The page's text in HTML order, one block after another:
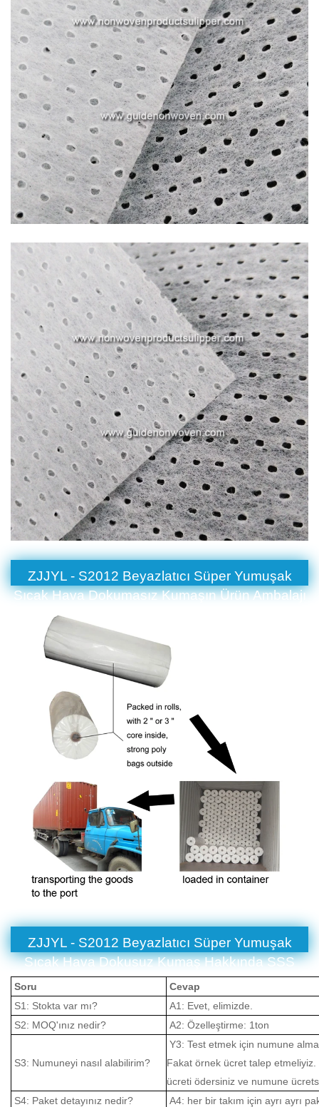
ZJJYL - S2012 Beyazlatıcı Süper Yumuşak
Sıcak Hava Dokumasız Kumaşın Ürün Ambalajı
ZJJYL - S2012 Beyazlatıcı Süper Yumuşak
Sıcak Hava Dokusuz Kumaş Hakkında SSS
Soru
Cevap
S1: Stokta var mı?
A1: Evet, elimizde.
S2: MOQ'ınız nedir?
A2: Özelleştirme: 1ton
S3: Numuneyi nasıl alabilirim?
Y3: Test etmek için numune
Fakat örnek ücret talep
ücreti ödersiniz ve numune
S4: Paket detayınız nedir?
A4: her bir takım için ayrı ayrı